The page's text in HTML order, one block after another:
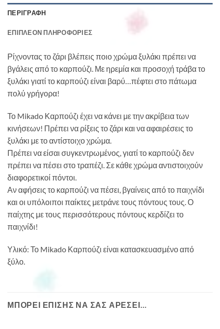
ΠΕΡΙΓΡΑΦΉ
ΕΠΙΠΛΈΟΝ ΠΛΗΡΟΦΟΡΊΕΣ
Ρίχνοντας το ζάρι βλέπεις ποιο χρώμα ξυλάκι πρέπει να
βγάλεις από το καρπούζι. Με ηρεμία και προσοχή τράβα το
ξυλάκι γιατί το καρπούζι είναι βαρύ…πέφτει στο πάτωμα
πολύ γρήγορα!
Το Mikado Καρπούζι έχει να κάνει με την ακρίβεια των
κινήσεων! Πρέπει να ρίξεις το ζάρι και να αφαιρέσεις το
ξυλάκι με το αντίστοιχο χρώμα.
Πρέπει να είσαι συγκεντρωμένος, γιατί το καρπούζι δεν
πρέπει να πέσει στο τραπέζι. Σε κάθε χρώμα αντιστοιχούν
διαφορετικοί πόντοι.
Αν αφήσεις το καρπούζι να πέσει, βγαίνεις από το παιχνίδι
και οι υπόλοιποι παίκτες μετράνε τους πόντους τους. Ο
παίχτης με τους περισσότερους πόντους κερδίζει το
παιχνίδι!
Υλικό: Το Mikado Καρπούζι είναι κατασκευασμένο από
ξύλο.
ΜΠΟΡΕΊ ΕΠΊΣΗΣ ΝΑ ΣΑΣ ΑΡΈΣΕΙ…